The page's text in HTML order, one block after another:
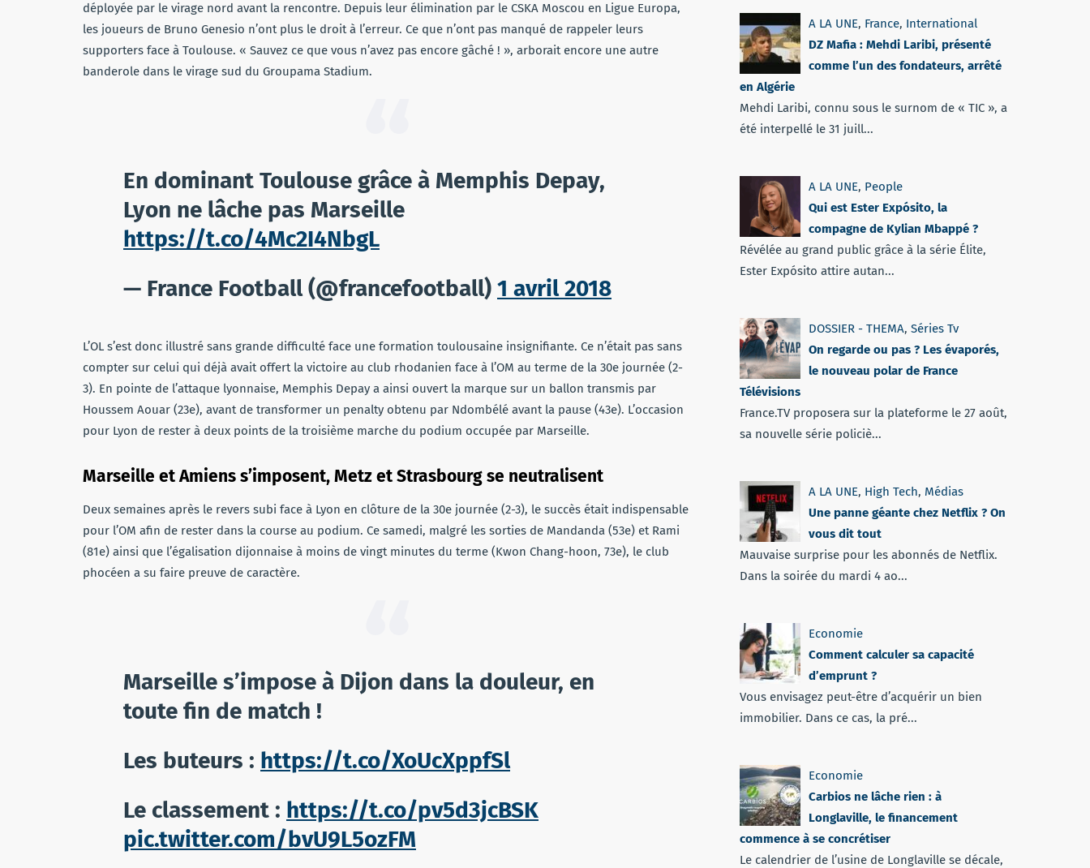
déployée par le virage nord avant la rencontre. Depuis leur élimination par le CSKA Moscou en Ligue Europa,
les joueurs de Bruno Genesio n’ont plus le droit à l’erreur. Ce que n’ont pas manqué de rappeler leurs
supporters face à Toulouse. « Sauvez ce que vous n’avez pas encore gâché ! », arborait encore une autre
banderole dans le virage sud du Groupama Stadium.
En dominant Toulouse grâce à Memphis Depay,
Lyon ne lâche pas Marseille
https://t.co/4Mc2I4NbgL
— France Football (@francefootball) 1 avril 2018
L’OL s’est donc illustré sans grande difficulté face une formation toulousaine insignifiante. Ce n’était pas sans
compter sur celui qui déjà avait offert la victoire au club rhodanien face à l’OM au terme de la 30e journée (2-
3). En pointe de l’attaque lyonnaise, Memphis Depay a ainsi ouvert la marque sur un ballon transmis par
Houssem Aouar (23e), avant de transformer un penalty obtenu par Ndombélé avant la pause (43e). L’occasion
pour Lyon de rester à deux points de la troisième marche du podium occupée par Marseille.
Marseille et Amiens s’imposent, Metz et Strasbourg se neutralisent
Deux semaines après le revers subi face à Lyon en clôture de la 30e journée (2-3), le succès était indispensable
pour l’OM afin de rester dans la course au podium. Ce samedi, malgré les sorties de Mandanda (53e) et Rami
(81e) ainsi que l’égalisation dijonnaise à moins de vingt minutes du terme (Kwon Chang-hoon, 73e), le club
phocéen a su faire preuve de caractère.
Marseille s’impose à Dijon dans la douleur, en
toute fin de match !
Les buteurs : https://t.co/XoUcXppfSl
Le classement : https://t.co/pv5d3jcBSK
pic.twitter.com/bvU9L5ozFM
A LA UNE, France, International
DZ Mafia : Mehdi Laribi, présenté
comme l’un des fondateurs, arrêté
en Algérie
Mehdi Laribi, connu sous le surnom de « TIC », a
été interpellé le 31 juill...
A LA UNE, People
Qui est Ester Expósito, la
compagne de Kylian Mbappé ?
Révélée au grand public grâce à la série Élite,
Ester Expósito attire autan...
DOSSIER - THEMA, Séries Tv
On regarde ou pas ? Les évaporés,
le nouveau polar de France
Télévisions
France.TV proposera sur la plateforme le 27 août,
sa nouvelle série policiè...
A LA UNE, High Tech, Médias
Une panne géante chez Netflix ? On
vous dit tout
Mauvaise surprise pour les abonnés de Netflix.
Dans la soirée du mardi 4 ao...
Economie
Comment calculer sa capacité
d’emprunt ?
Vous envisagez peut-être d’acquérir un bien
immobilier. Dans ce cas, la pré...
Economie
Carbios ne lâche rien : à
Longlaville, le financement
commence à se concrétiser
Le calendrier de l’usine de Longlaville se décale,